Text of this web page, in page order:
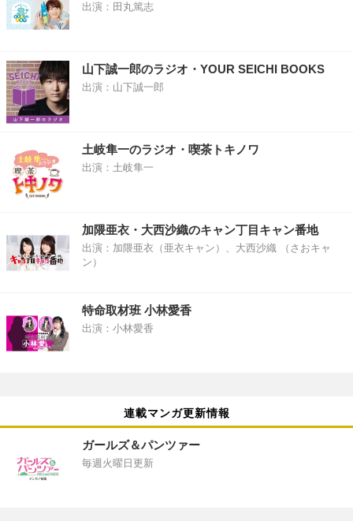
出演：田丸篤志
山下誠一郎のラジオ・YOUR SEICHI BOOKS
出演：山下誠一郎
土岐隼一のラジオ・喫茶トキノワ
出演：土岐隼一
加隈亜衣・大西沙織のキャン丁目キャン番地
出演：加隈亜衣（亜衣キャン）、大西沙織 （さおキャ
ン）
特命取材班 小林愛香
出演：小林愛香
連載マンガ更新情報
ガールズ＆パンツァー
毎週火曜日更新